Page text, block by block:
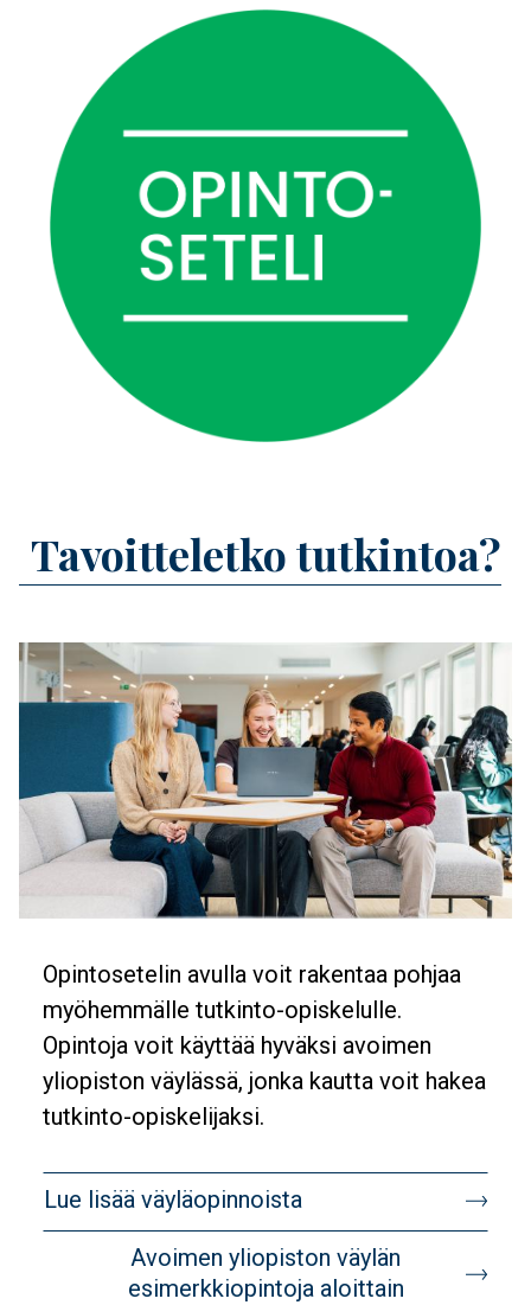
Banner
Title
Tavoitteletko tutkintoa?
Feature image
Banner
Description
Opintosetelin avulla voit rakentaa pohjaa
myöhemmälle tutkinto-opiskelulle.
Opintoja voit käyttää hyväksi avoimen
yliopiston väylässä, jonka kautta voit hakea
tutkinto-opiskelijaksi.
Banner
target
Lue lisää väyläopinnoista
Avoimen yliopiston väylän
esimerkkiopintoja aloittain